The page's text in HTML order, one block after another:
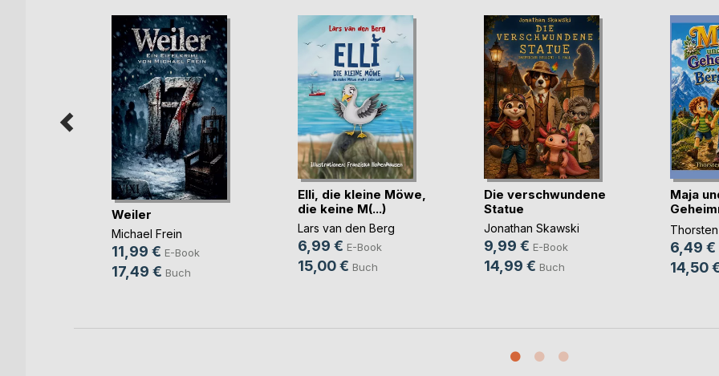
Weiler
Michael Frein
11,99 € E-Book
17,49 € Buch
Elli, die kleine Möwe,
die keine M(...)
Lars van den Berg
6,99 € E-Book
15,00 € Buch
Die verschwundene
Statue
Jonathan Skawski
9,99 € E-Book
14,99 € Buch
Maja
6,49 €
14,50